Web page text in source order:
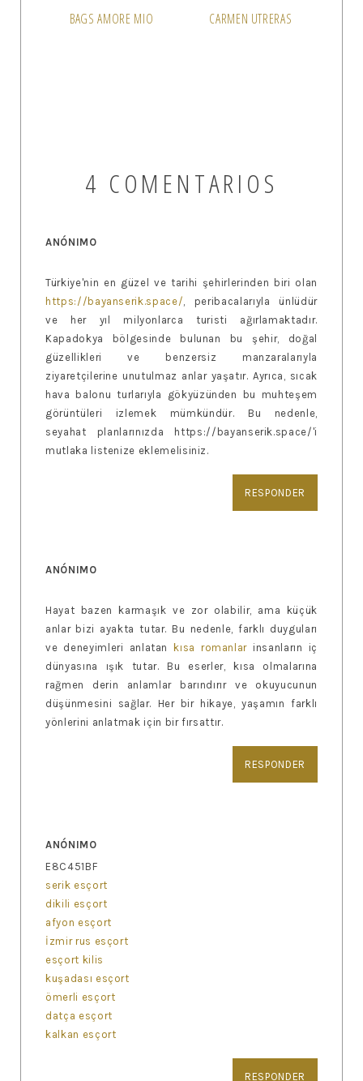
BAGS AMORE MIO CARMEN UTRERAS
4 COMENTARIOS
ANÓNIMO
Türkiye'nin en güzel ve tarihi şehirlerinden biri olan
https://bayanserik.space/, peribacalarıyla ünlüdür
ve her yıl milyonlarca turisti ağırlamaktadır.
Kapadokya bölgesinde bulunan bu şehir, doğal
güzellikleri ve benzersiz manzaralarıyla
ziyaretçilerine unutulmaz anlar yaşatır. Ayrıca, sıcak
hava balonu turlarıyla gökyüzünden bu muhteşem
görüntüleri izlemek mümkündür. Bu nedenle,
seyahat planlarınızda https://bayanserik.space/'i
mutlaka listenize eklemelisiniz.
RESPONDER
ANÓNIMO
Hayat bazen karmaşık ve zor olabilir, ama küçük
anlar bizi ayakta tutar. Bu nedenle, farklı duyguları
ve deneyimleri anlatan
kısa romanlar insanların iç
dünyasına ışık tutar. Bu eserler, kısa olmalarına
rağmen derin anlamlar barındırır ve okuyucunun
düşünmesini sağlar. Her bir hikaye, yaşamın farklı
yönlerini anlatmak için bir fırsattır.
RESPONDER
ANÓNIMO
E8C451BF
serik esçort
dikili esçort
afyon esçort
İzmir rus esçort
esçort kilis
kuşadası esçort
ömerli esçort
datça esçort
kalkan esçort
RESPONDER